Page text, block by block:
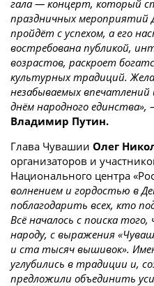
гала — концерт, который
праздничных мероприятий
пройдёт с успехом, а его
востребована публикой,
возрастов, раскроет
культурных традиций.
незабываемых впечатлений
днём народного единства»,
Владимир Путин.
Глава Чувашии Олег
организаторов и
Национального центра
волнением и гордостью в
поблагодарить всех, кто
Всё началось с поиска
народу, с выражения
и ста тысяч вышивок».
углубились в традиции и,
предложили объединить